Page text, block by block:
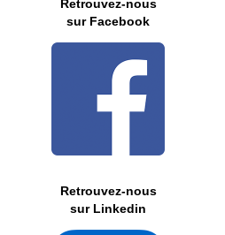
Retrouvez-nous
sur Facebook
Retrouvez-nous
sur Linkedin